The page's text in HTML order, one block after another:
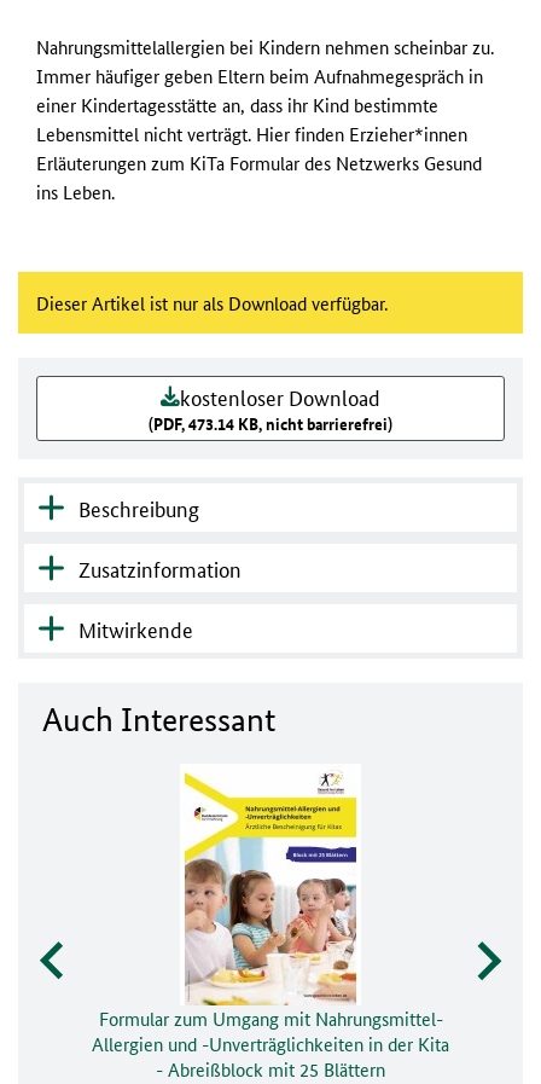
Nahrungsmittelallergien bei Kindern nehmen scheinbar zu.
Immer häufiger geben Eltern beim Aufnahmegespräch in
einer Kindertagesstätte an, dass ihr Kind bestimmte
Lebensmittel nicht verträgt. Hier finden Erzieher*innen
Erläuterungen zum KiTa Formular des Netzwerks Gesund
ins Leben.
Dieser Artikel ist nur als Download verfügbar.
kostenloser Download
(PDF, 473.14 KB, nicht barrierefrei)
Beschreibung
Zusatzinformation
Mitwirkende
Auch Interessant
Formular zum Umgang mit Nahrungsmittel-
Allergien und -Unverträglichkeiten in der Kita
- Abreißblock mit 25 Blättern